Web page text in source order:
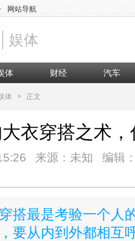
网站导航
娱体
体 财经 汽车
体 > 正文
衣穿搭之术
来源：未知 编辑
搭最是考验一个人
要从内到外都相互